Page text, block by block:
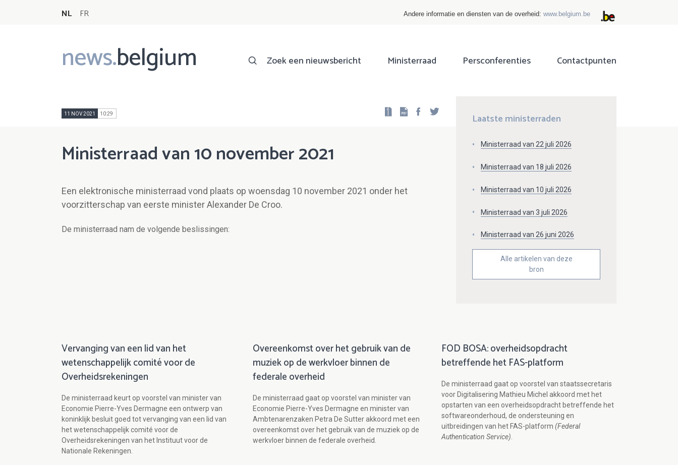
NL FR Andere informatie en diensten van de overheid: www.belgium.be
news.belgium
Main
navigation
Zoek een nieuwsbericht Ministerraad Persconferenties Contactpunten
11 NOV 2021 10:29 Facebook
Ministerraad van 10 november 2021
Een elektronische ministerraad vond plaats op woensdag 10 november 2021 onder het
voorzitterschap van eerste minister Alexander De Croo.
De ministerraad nam de volgende beslissingen:
Laatste ministerraden
Ministerraad van 22 juli 2026
Ministerraad van 18 juli 2026
Ministerraad van 10 juli 2026
Ministerraad van 3 juli 2026
Ministerraad van 26 juni 2026
Alle artikelen van deze
bron
Vervanging van een lid van het
wetenschappelijk comité voor de
Overheidsrekeningen
De ministerraad keurt op voorstel van minister van
Economie Pierre-Yves Dermagne een ontwerp van
koninklijk besluit goed tot vervanging van een lid van
het wetenschappelijk comité voor de
Overheidsrekeningen van het Instituut voor de
Nationale Rekeningen.
Overeenkomst over het gebruik van de
muziek op de werkvloer binnen de
federale overheid
De ministerraad gaat op voorstel van minister van
Economie Pierre-Yves Dermagne en minister van
Ambtenarenzaken Petra De Sutter akkoord met een
overeenkomst over het gebruik van de muziek op de
werkvloer binnen de federale overheid.
FOD BOSA: overheidsopdracht
betreffende het FAS-platform
De ministerraad gaat op voorstel van staatssecretaris
voor Digitalisering Mathieu Michel akkoord met het
opstarten van een overheidsopdracht betreffende het
softwareonderhoud, de ondersteuning en
uitbreidingen van het FAS-platform (Federal
Authentication Service)